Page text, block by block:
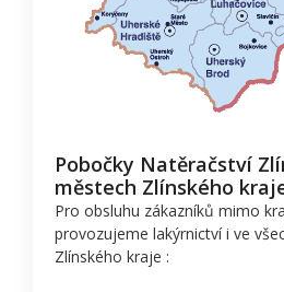
Pobočky Natěračství
městech Zlínského
Pro obsluhu zákazníků mimo
provozujeme lakýrnictví i ve
Zlínského kraje :